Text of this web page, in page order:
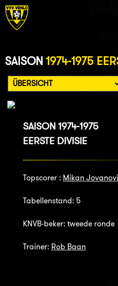
SAISON 1974-1975
SAISON 1974-1975
EERSTE DIVISIE
Topscorer : Mikan
Tabellenstand: 5
KNVB-beker: tweede ronde
Trainer: Rob Baan